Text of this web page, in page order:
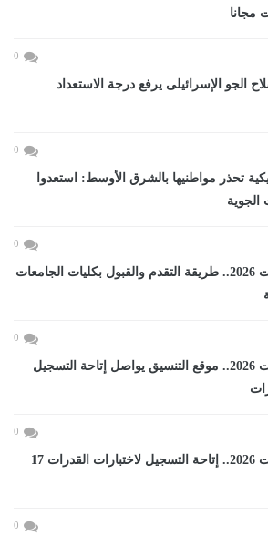
مجانا
0
الجو الإسرائيلى يرفع درجة الاستعداد
0
تحذر مواطنيها بالشرق الأوسط: استعدوا
الجوية
0
تنسيق الجامعات 2026.. طريقة التقدم والقبول بكليات الجامعات
0
تنسيق الجامعات 2026.. موقع التنسيق يواصل إتاحة التسجيل
0
تنسيق الجامعات 2026.. إتاحة التسجيل لاختبارات القدرات 17
0